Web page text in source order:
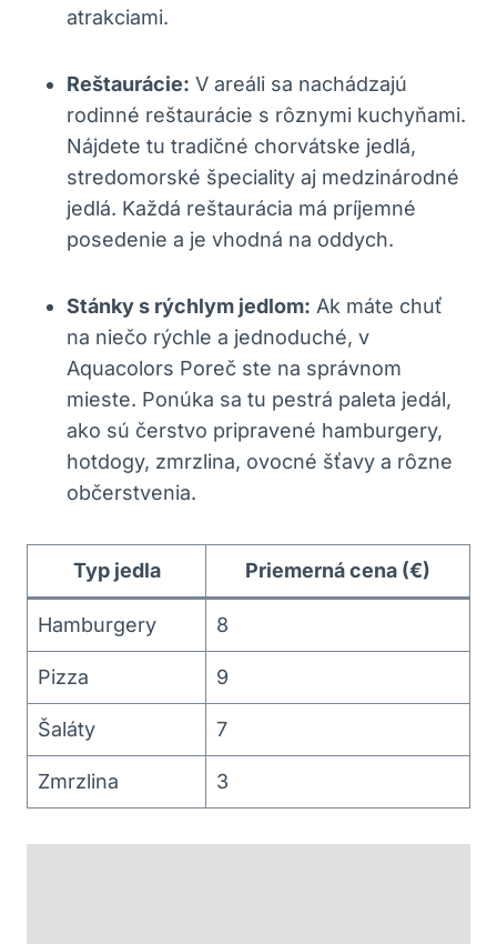
atrakciami.
Reštaurácie: V areáli sa nachádzajú
rodinné reštaurácie s rôznymi kuchyňami.
Nájdete tu tradičné chorvátske jedlá,
stredomorské špeciality aj medzinárodné
jedlá. Každá reštaurácia má príjemné
posedenie a je vhodná na oddych.
Stánky s rýchlym jedlom: Ak máte chuť
na niečo rýchle a jednoduché, v
Aquacolors Poreč ste na správnom
mieste. Ponúka sa tu pestrá paleta jedál,
ako sú čerstvo pripravené hamburgery,
hotdogy, zmrzlina, ovocné šťavy a rôzne
občerstvenia.
Typ jedla Priemerná cena (€)
Hamburgery 8
Pizza 9
Šaláty 7
Zmrzlina 3